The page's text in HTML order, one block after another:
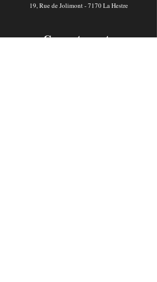
19, Rue de Jolimont - 7170 La Hestre
Contact